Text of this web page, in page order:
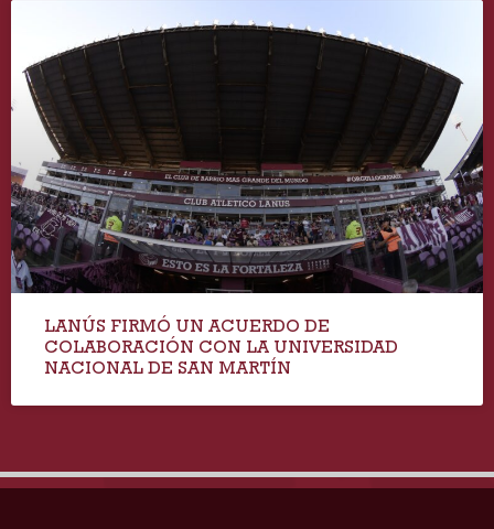
LANÚS FIRMÓ UN ACUERDO DE
COLABORACIÓN CON LA UNIVERSIDAD
NACIONAL DE SAN MARTÍN